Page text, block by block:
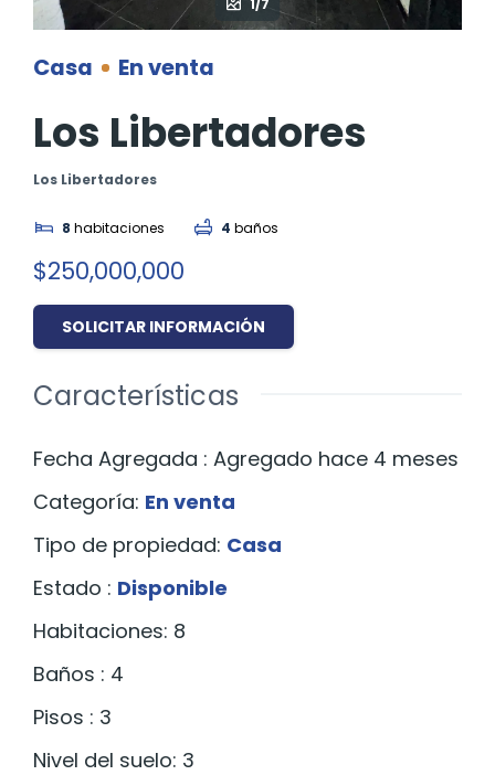
1/7
Casa En venta
Los Libertadores
Los Libertadores
8 habitaciones 4 baños
$250,000,000
SOLICITAR INFORMACIÓN
Características
Fecha Agregada : Agregado hace 4 meses
Categoría: En venta
Tipo de propiedad: Casa
Estado : Disponible
Habitaciones: 8
Baños : 4
Pisos : 3
Nivel del suelo: 3